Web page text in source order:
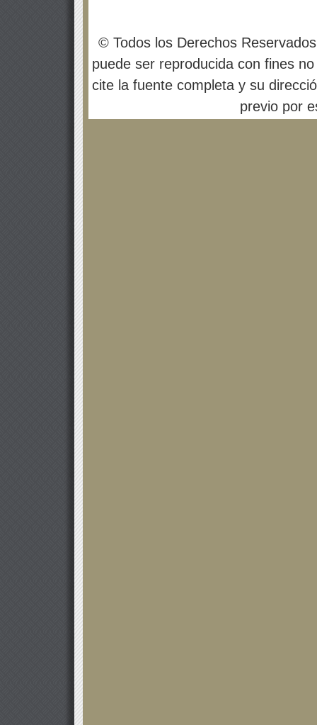
© Todos los Derechos
puede ser reproducida con fines
cite la fuente completa y su
previo por